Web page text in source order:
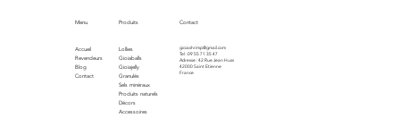
Menu
Accueil
Revendeurs
Blog
Contact
Produits
Lollies
Gioiaballs
Gioiajelly
Granulés
Sels minéraux
Produits naturels
Décors
Accessoires
gioiashrimp@gmail.com
Tel : 09 55 71 35 47
Adresse : 42 Rue Jean Huss
42000 Saint Etienne
France
Contact